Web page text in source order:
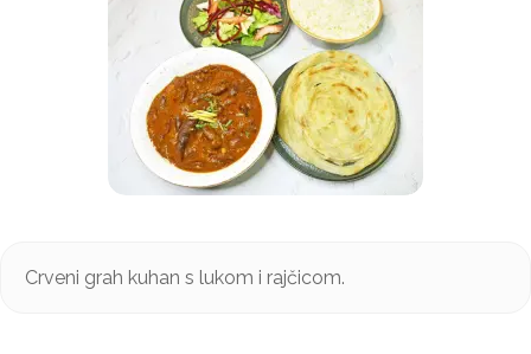
Crveni grah kuhan s lukom i rajčicom.